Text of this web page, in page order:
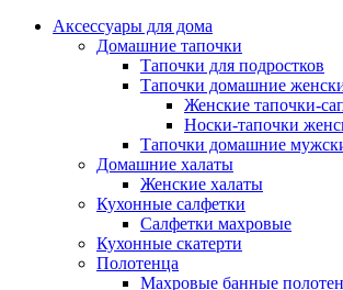
Аксессуары для дома
Домашние тапочки
Тапочки для подростков
Тапочки домашние
Женские тапочки-
Носки-тапочки
Тапочки домашние
Домашние халаты
Женские халаты
Кухонные салфетки
Салфетки махровые
Кухонные скатерти
Полотенца
Махровые банные